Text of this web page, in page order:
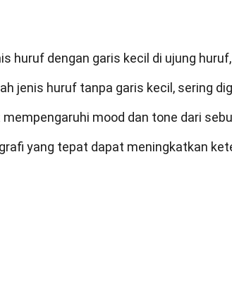
huruf dengan garis kecil di ujung
jenis huruf tanpa garis kecil, sering
mood dan tone dari
yang tepat dapat meningkatkan